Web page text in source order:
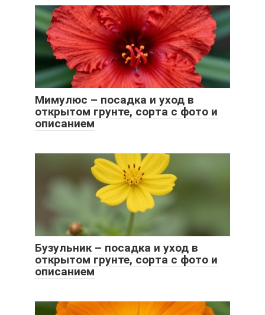
Мимулюс – посадка и уход в
открытом грунте, сорта с фото и
описанием
Бузульник – посадка и уход в
открытом грунте, сорта с фото и
описанием